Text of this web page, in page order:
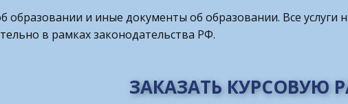
и иные документы об образовании. Все услуги
в рамках законодательства РФ.
ЗАКАЗАТЬ КУРСОВУЮ